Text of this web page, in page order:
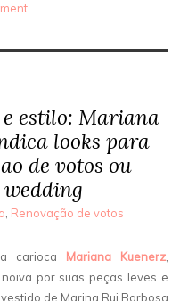
estilo: Mariana
looks para
de votos ou
, Renovação de votos
carioca Mariana Kuenerz,
por suas peças leves e
de Marina Rui Barbosa